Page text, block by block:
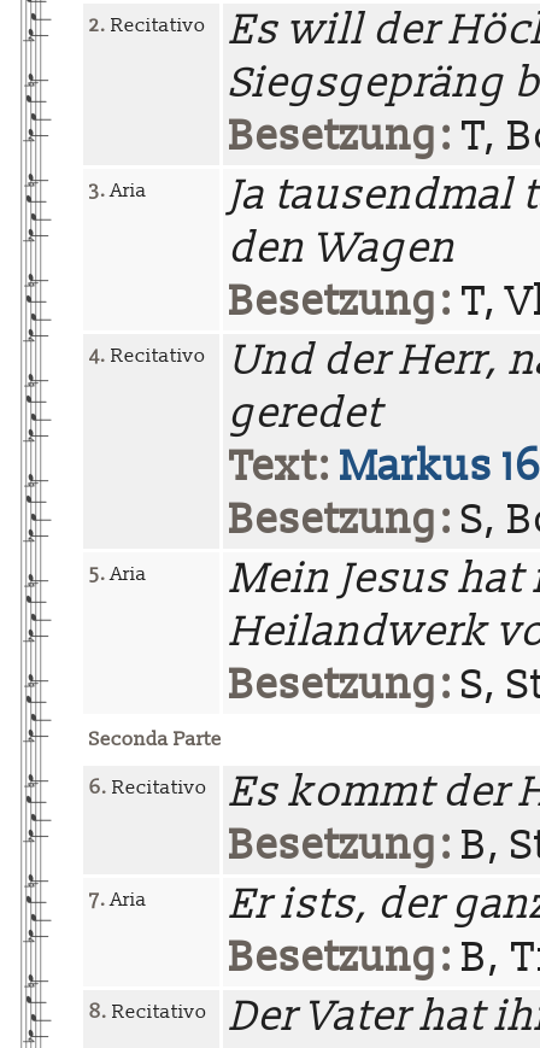
2. Recitativo
Es will der
Siegsgepräng
Besetzung: T,
3.Aria
Ja tausendmal
den Wagen
Besetzung: T,
4. Recitativo
Und der Herr,
geredet
Text: Markus
Besetzung: S,
5.Aria
Mein Jesus
Heilandwerk
Besetzung: S,
Seconda Parte
6. Recitativo
Es kommt der
Besetzung: B,
7.Aria
Er ists, der
Besetzung: B,
8. Recitativo
Der Vater hat